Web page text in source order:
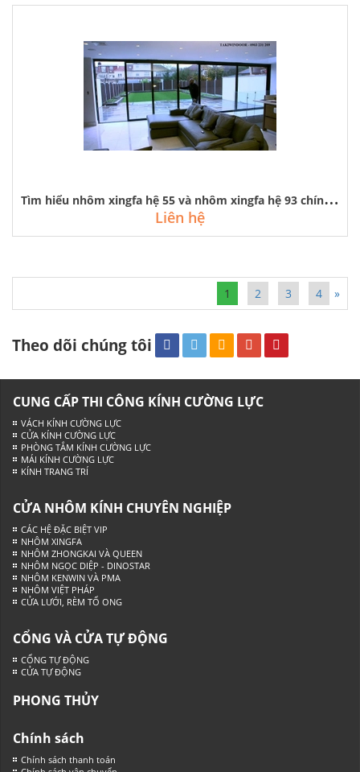
T
ìm hiểu nhôm xingfa hệ 55 và nhôm xingfa hệ 93 chính hãng quảng đông
Liên hệ
1 2 3 4 »
Theo dõi chúng tôi
CUNG CẤP THI CÔNG KÍNH CƯỜNG LỰC
VÁCH KÍNH CƯỜNG LỰC
CỬA KÍNH CƯỜNG LỰC
PHÒNG TẮM KÍNH CƯỜNG LỰC
MÁI KÍNH CƯỜNG LỰC
KÍNH TRANG TRÍ
CỬA NHÔM KÍNH CHUYÊN NGHIỆP
CÁC HỆ ĐẶC BIỆT VIP
NHÔM XINGFA
NHÔM ZHONGKAI VÀ QUEEN
NHÔM NGỌC DIỆP - DINOSTAR
NHÔM KENWIN VÀ PMA
NHÔM VIỆT PHÁP
CỬA LƯỚI, RÈM TỔ ONG
CỔNG VÀ CỬA TỰ ĐỘNG
CỔNG TỰ ĐỘNG
CỬA TỰ ĐỘNG
PHONG THỦY
Chính sách
Chính sách thanh toán